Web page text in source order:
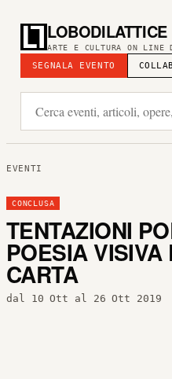
LOBODILATTICE
ARTE E CULTURA ON LINE
SEGNALA EVENTO
EVENTI
CONCLUSA
TENTAZIONI
POESIA
CARTA
dal 10 Ott al 26 Ott 2019